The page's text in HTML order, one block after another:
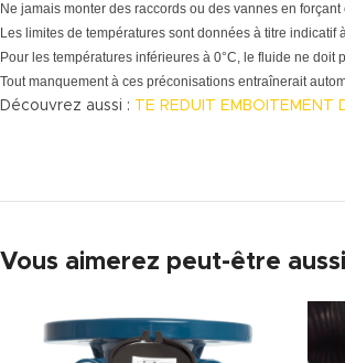
Ne jamais monter des raccords ou des vannes en
Les limites de températures sont données à titre indicatif
Pour les températures inférieures à 0°C, le fluide ne doit
Tout manquement à ces préconisations entraînerait
Découvrez aussi :
TE REDUIT EMBOITEMENT
Vous aimerez peut-être